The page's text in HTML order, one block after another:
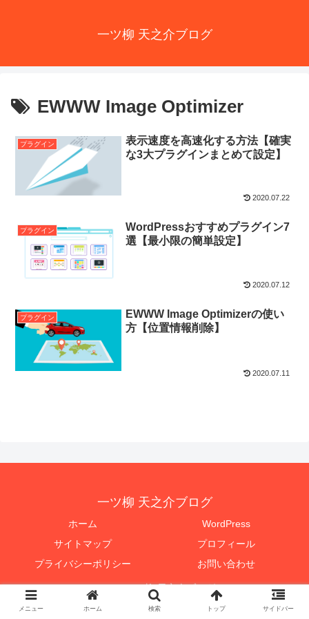
一ツ柳 天之介ブログ
EWWW Image Optimizer
プラグイン
表示速度を高速化する方法【確実
な3大プラグインまとめて設定】
2020.07.22
プラグイン
WordPressおすすめプラグイン7
選【最小限の簡単設定】
2020.07.12
プラグイン
EWWW Image Optimizerの使い
方【位置情報削除】
2020.07.11
一ツ柳 天之介ブログ
ホーム
WordPress
サイトマップ
プロフィール
プライバシーポリシー
お問い合わせ
© 2020 一ツ柳 天之介ブログ.
メニュー ホーム 検索 トップ サイドバー